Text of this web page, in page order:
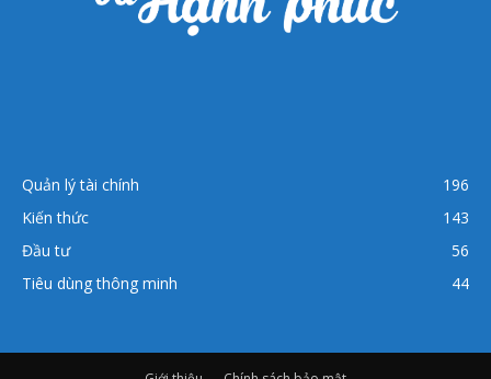
Quản lý tài chính
196
Kiến thức
143
Đầu tư
56
Tiêu dùng thông minh
44